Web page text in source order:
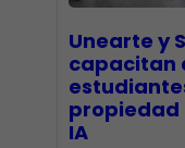
Unearte y
capacitan
propiedad
IA